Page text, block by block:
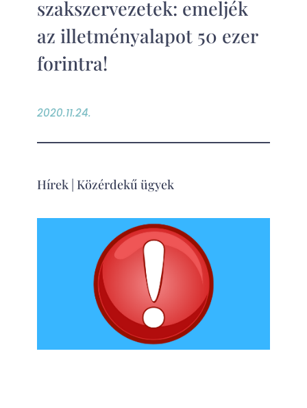
szakszervezetek: emeljék
az illetményalapot 50 ezer
forintra!
2020.11.24.
Hírek| Közérdekű ügyek